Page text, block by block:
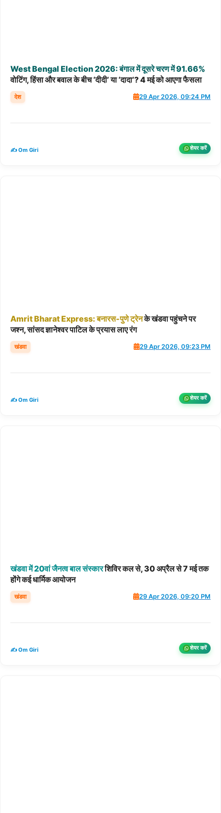
WestBengal Election2026: बंगालमेंदूसरेचरणमें91.66%
वोटिंग, हिंसा और बवाल के बीच ‘दीदी’ या ‘दादा’? 4 मई को आएगा फैसला
देश 29 Apr 2026, 09:24 PM
✍️ Om Giri शेयर करें
AmritBharatExpress: बनारस-पुणेट्रेनके खंडवा पहुंचने पर
जश्न, सांसद ज्ञानेश्वर पाटिल के प्रयास लाए रंग
खंडवा 29 Apr 2026, 09:23 PM
✍️ Om Giri शेयर करें
खंडवामें20वांजैनत्वबालसंस्कारशिविर कल से, 30 अप्रैल से 7 मई तक
होंगे कई धार्मिक आयोजन
खंडवा 29 Apr 2026, 09:20 PM
✍️ Om Giri शेयर करें